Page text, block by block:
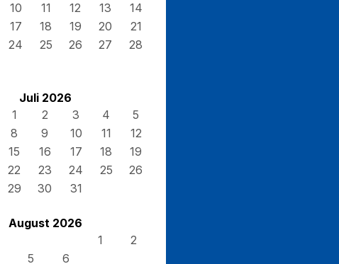
10 11 12 13
14
17 18 19 20
21
24 25 26 27
28
Juli 2026
1
2 3 4
5
8 9 10 11
12
15 16 17 18
19
22 23 24 25
26
29 30 31
August 2026
1
2
5 6